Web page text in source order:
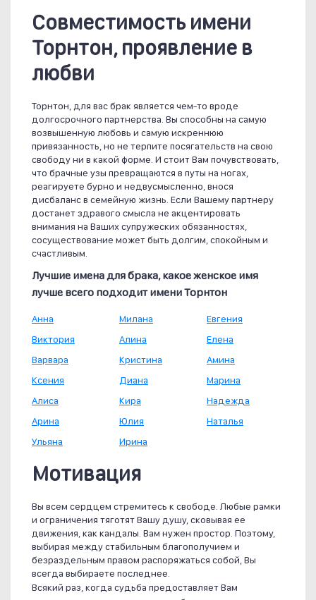
Совместимость имени
Торнтон, проявление в
любви
Торнтон, для вас брак является чем-то вроде
долгосрочного партнерства. Вы способны на самую
возвышенную любовь и самую искреннюю
привязанность, но не терпите посягательств на свою
свободу ни в какой форме. И стоит Вам почувствовать,
что брачные узы превращаются в путы на ногах,
реагируете бурно и недвусмысленно, внося
дисбаланс в семейную жизнь. Если Вашему партнеру
достанет здравого смысла не акцентировать
внимания на Ваших супружеских обязанностях,
сосуществование может быть долгим, спокойным и
счастливым.
Лучшие имена для брака, какое женское имя
лучше всего подходит имени Торнтон
Анна
Виктория
Варвара
Ксения
Алиса
Арина
Ульяна
Милана
Алина
Кристина
Диана
Кира
Юлия
Ирина
Евгения
Елена
Амина
Марина
Надежда
Наталья
Мотивация
Вы всем сердцем стремитесь к свободе. Любые рамки
и ограничения тяготят Вашу душу, сковывая ее
движения, как кандалы. Вам нужен простор. Поэтому,
выбирая между стабильным благополучием и
безраздельным правом распоряжаться собой, Вы
всегда выбираете последнее.
Всякий раз, когда судьба предоставляет Вам